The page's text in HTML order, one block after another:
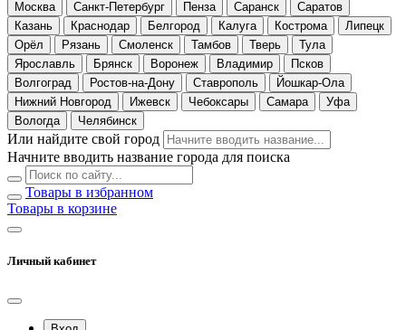
Москва Санкт-Петербург Пенза Саранск
Саратов
Казань
Краснодар Белгород Калуга Кострома
Липецк
Орёл
Рязань Смоленск Тамбов Тверь
Тула
Ярославль
Брянск Воронеж Владимир
Псков
Волгоград
Ростов-на-Дону Ставрополь
Йошкар-Ола
Нижний Новгород
Ижевск Чебоксары Самара
Уфа
Вологда
Челябинск
Или найдите свой город
Начните вводить название города для поиска
Товары в избранном
Товары в корзине
Личный кабинет